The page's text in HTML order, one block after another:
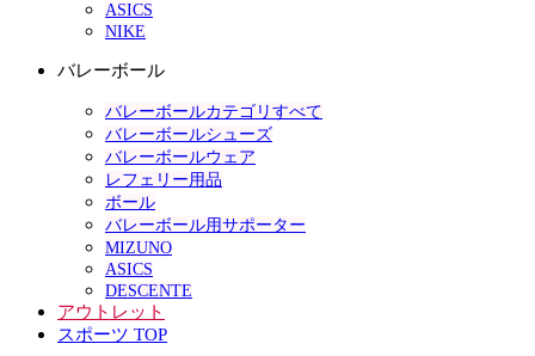
ASICS
NIKE
バレーボール
バレーボールカテゴリすべて
バレーボールシューズ
バレーボールウェア
レフェリー用品
ボール
バレーボール用サポーター
MIZUNO
ASICS
DESCENTE
アウトレット
スポーツ TOP